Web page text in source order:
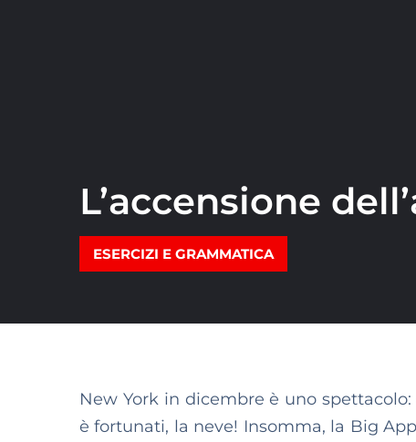
L’accensione
ESERCIZI E GRAMMATICA
New York in dicembre è uno
è fortunati, la neve! Insomma, la Big